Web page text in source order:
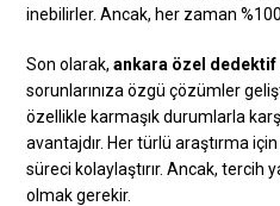
inebilirler. Ancak, her zaman
Son olarak,ankara özel dedektif
sorunlarınıza özgü çözümler
özellikle karmaşık durumlarla
avantajdır. Her türlü araştırma
süreci kolaylaştırır. Ancak, tercih
olmak gerekir.